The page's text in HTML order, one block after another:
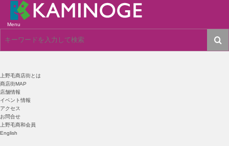
Menu
上野毛商店街とは
商店街MAP
店舗情報
イベント情報
アクセス
お問合せ
上野毛商和会員
English